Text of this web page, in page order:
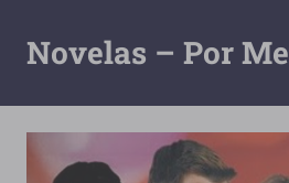
contenido
Novelas – Por
Descarga